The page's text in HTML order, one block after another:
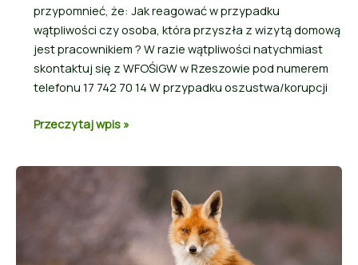
przypomnieć, że: Jak reagować w przypadku
wątpliwości czy osoba, która przyszła z wizytą domową
jest pracownikiem ? W razie wątpliwości natychmiast
skontaktuj się z WFOŚiGW w Rzeszowie pod numerem
telefonu 17 742 70 14 W przypadku oszustwa/korupcji
Przeczytaj wpis »